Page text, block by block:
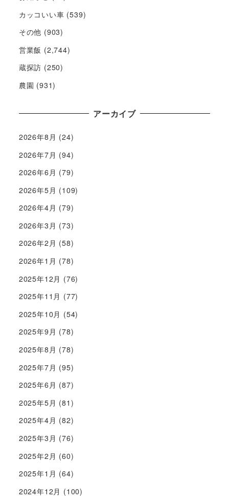
カッコいい車 (539)
その他 (903)
営業飯 (2,744)
蔵探訪 (250)
農園 (931)
アーカイブ
2026年8月 (24)
2026年7月 (94)
2026年6月 (79)
2026年5月 (109)
2026年4月 (79)
2026年3月 (73)
2026年2月 (58)
2026年1月 (78)
2025年12月 (76)
2025年11月 (77)
2025年10月 (54)
2025年9月 (78)
2025年8月 (78)
2025年7月 (95)
2025年6月 (87)
2025年5月 (81)
2025年4月 (82)
2025年3月 (76)
2025年2月 (60)
2025年1月 (64)
2024年12月 (100)